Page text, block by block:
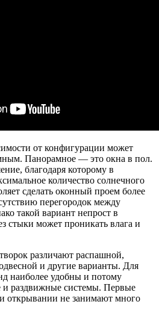
от конфигурации может
Панорамное — это окна в пол.
благодаря которому в
количество солнечного
сделать оконный проем более
перегородок между
такой вариант непрост в
стыки может проникать влага и
различают распашной,
и другие варианты. Для
наиболее удобны и потому
и раздвижные системы. Первые
открывании не занимают много